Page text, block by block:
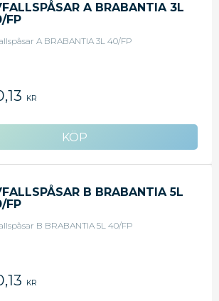
A BRABANTIA 3L
FP
A BRABANTIA 3L 40/FP
KR
B BRABANTIA 5L
FP
B BRABANTIA 5L 40/FP
KR